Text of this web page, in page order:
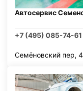
Автосервис
+7 (495) 085-74-61
Семёновский пер,